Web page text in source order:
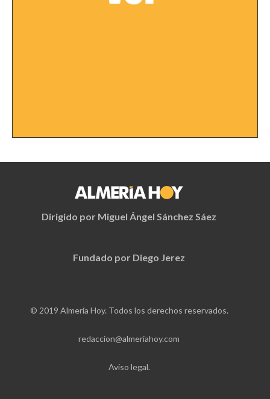
Dirigido por Miguel Ángel Sánchez Sáez
Fundado por Diego Jerez
© 2019 Almería Hoy. Todos los derechos reservados.
redaccion@almeriahoy.com
Aviso legal.